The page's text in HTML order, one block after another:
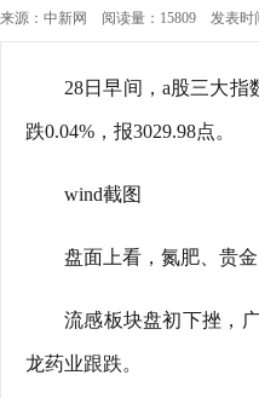
来源：中新网 阅读量：15809 发表时
28日早间，a股三大指
跌0.04%，报3029.98点。
wind截图
盘面上看，氮肥、贵
流感板块盘初下挫，
龙药业跟跌。